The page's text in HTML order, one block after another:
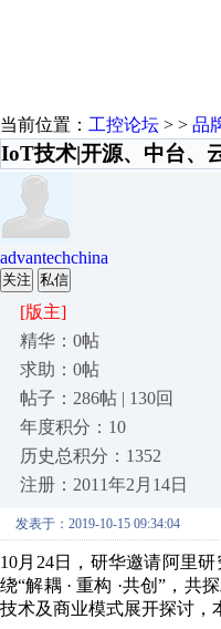
当前位置： 工控论坛 > > 品
IoT技术|开源、中台、
advantechchina
关注 私信
[版主]
精华：0帖
求助：0帖
帖子：286帖 | 130回
年度积分：10
历史总积分：1352
注册：2011年2月14日
发表于：2019-10-15 09:34:04
10月24日，研华邀请阿里
绕“解耦 · 重构 ·共创”，共
技术及商业模式展开探讨，